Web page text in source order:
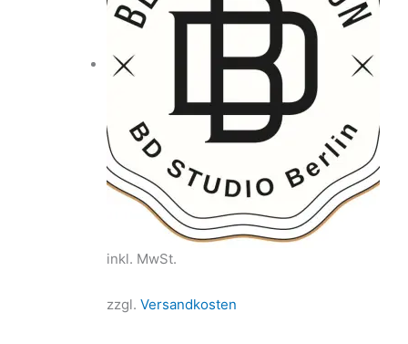
inkl. MwSt.
zzgl. Versandkosten